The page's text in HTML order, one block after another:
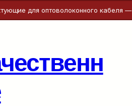
для оптоволоконного кабеля —